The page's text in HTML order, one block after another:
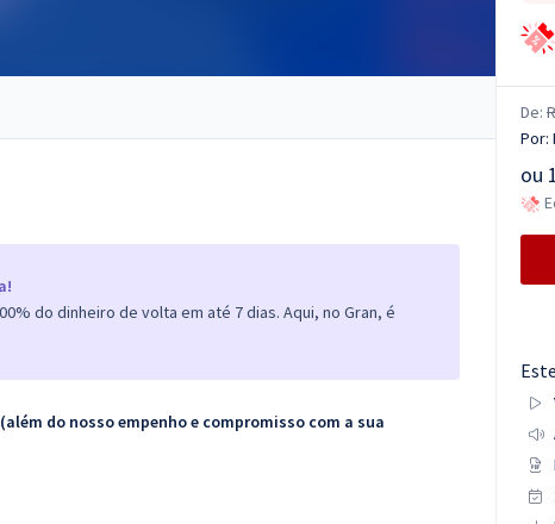
do dinheiro de volta em até 7 dias. Aqui, no Gran, é
do nosso empenho e compromisso com a sua
De:
Por:
ou